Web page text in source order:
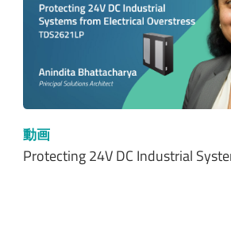
動画
Protecting 24V DC Industrial